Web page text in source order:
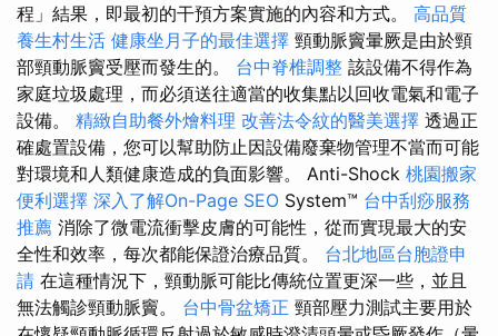
程」結果，即最初的干預方案實施的內容和方式。 高品質
養生村生活 健康坐月子的最佳選擇 頸動脈竇暈厥是由於頸
部頸動脈竇受壓而發生的。 台中脊椎調整 該設備不得作為
家庭垃圾處理，而必須送往適當的收集點以回收電氣和電子
設備。 精緻自助餐外燴料理 改善法令紋的醫美選擇 透過正
確處置設備，您可以幫助防止因設備廢棄物管理不當而可能
對環境和人類健康造成的負面影響。 Anti-Shock 桃園搬家
便利選擇 深入了解On-Page SEO System™ 台中刮痧服務
推薦 消除了微電流衝擊皮膚的可能性，從而實現最大的安
全性和效率，每次都能保證治療品質。 台北地區台胞證申
請 在這種情況下，頸動脈可能比傳統位置更深一些，並且
無法觸診頸動脈竇。 台中骨盆矯正 頸部壓力測試主要用於